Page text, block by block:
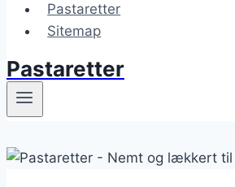
Pastaretter
Sitemap
Pastaretter